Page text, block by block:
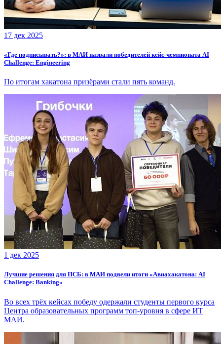
17 дек 2025
«Где подписывать?»: в МАИ назвали победителей кейс-чемпионата AI
Challenge: Engineering
По итогам хакатона призёрами стали пять команд.
1 дек 2025
Лучшие решения для ПСБ: в МАИ подвели итоги «Авиахакатона: AI
Challenge: Banking»
Во всех трёх кейсах победу одержали студенты первого курса
Центра образовательных программ топ-уровня в сфере ИТ
МАИ.